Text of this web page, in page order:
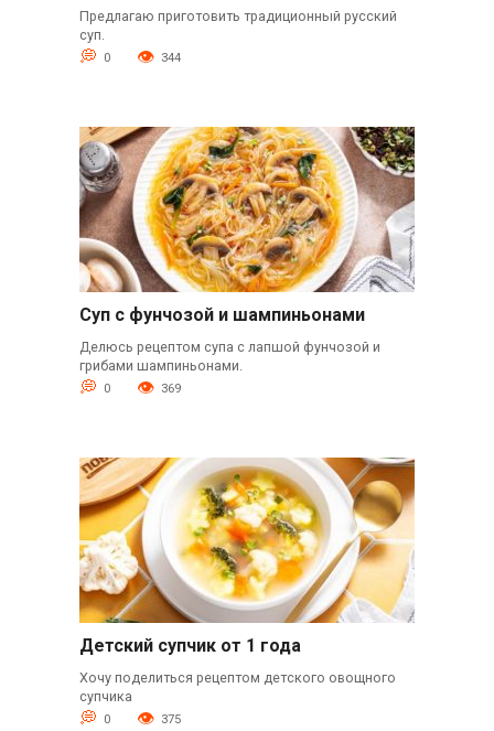
Предлагаю приготовить традиционный русский
суп.
0 344
Суп с фунчозой и шампиньонами
Делюсь рецептом супа с лапшой фунчозой и
грибами шампиньонами.
0 369
Детский супчик от 1 года
Хочу поделиться рецептом детского овощного
супчика
0 375